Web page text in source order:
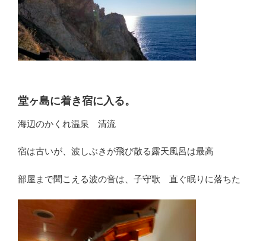
堂ヶ島に着き宿に入る。
海辺のかくれ温泉 清流
宿は古いが、波しぶきが飛び散る露天風呂は最高
部屋まで聞こえる波の音は、子守歌 直ぐ眠りに落ちた